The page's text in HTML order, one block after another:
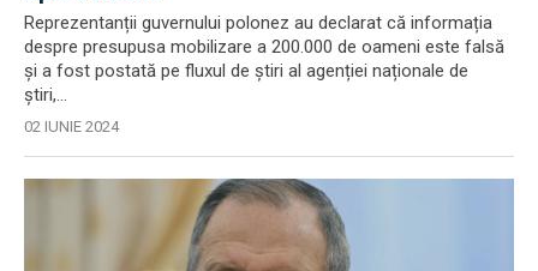
Reprezentanții guvernului polonez au declarat că informația
despre presupusa mobilizare a 200.000 de oameni este falsă
și a fost postată pe fluxul de știri al agenției naționale de
știri,...
02 IUNIE 2024